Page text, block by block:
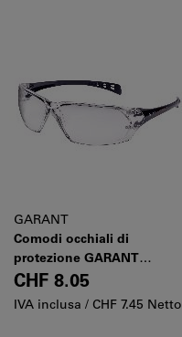
GARANT
Comodi occhiali di
protezione GARANT
GreenPlus, Tinta delle lenti:
CLEAR
CHF 8.05
IVA inclusa / CHF 7.45 Netto